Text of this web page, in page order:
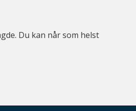
Du kan når som helst